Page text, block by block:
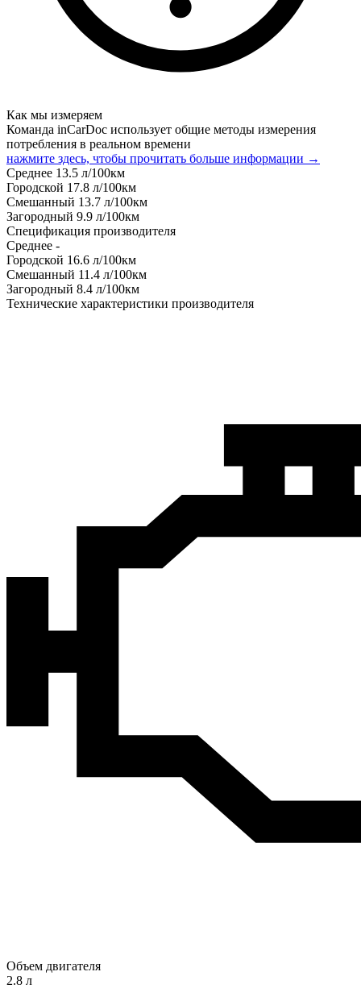
Как мы измеряем
Команда inCarDoc использует общие методы измерения
потребления в реальном времени
нажмите здесь, чтобы прочитать больше информации →
Среднее 13.5 л/100км
Городской 17.8 л/100км
Смешанный 13.7 л/100км
Загородный 9.9 л/100км
Спецификация производителя
Среднее -
Городской 16.6 л/100км
Смешанный 11.4 л/100км
Загородный 8.4 л/100км
Технические характеристики производителя
Объем двигателя
2.8 л